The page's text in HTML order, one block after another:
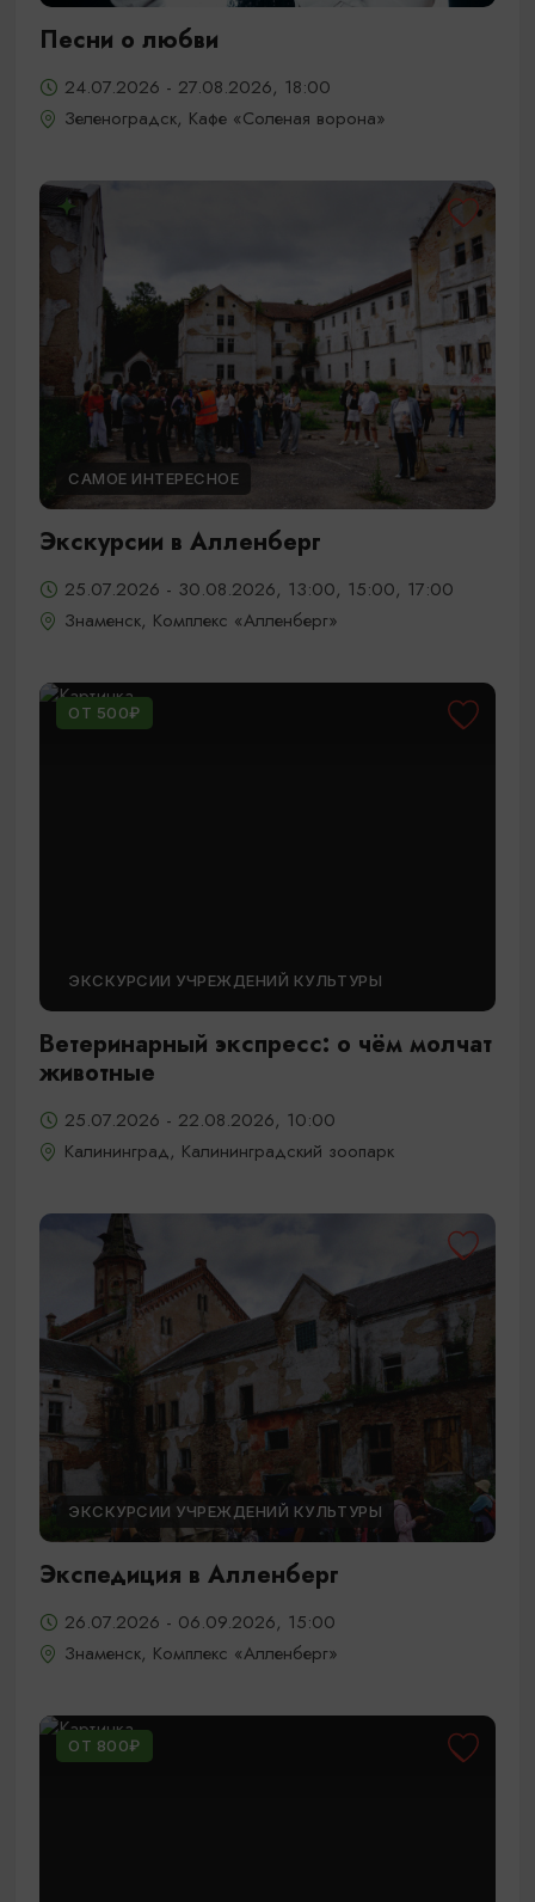
Песни о любви
24.07.2026 - 27.08.2026, 18:00
Зеленоградск, Кафе «Соленая ворона»
САМОЕ ИНТЕРЕСНОЕ
Экскурсии в Алленберг
25.07.2026 - 30.08.2026, 13:00, 15:00, 17:00
Знаменск, Комплекс «Алленберг»
ОТ 500₽
ЭКСКУРСИИ УЧРЕЖДЕНИЙ КУЛЬТУРЫ
Ветеринарный экспресс: о чём молчат
животные
25.07.2026 - 22.08.2026, 10:00
Калининград, Калининградский зоопарк
ЭКСКУРСИИ УЧРЕЖДЕНИЙ КУЛЬТУРЫ
Экспедиция в Алленберг
26.07.2026 - 06.09.2026, 15:00
Знаменск, Комплекс «Алленберг»
ОТ 800₽